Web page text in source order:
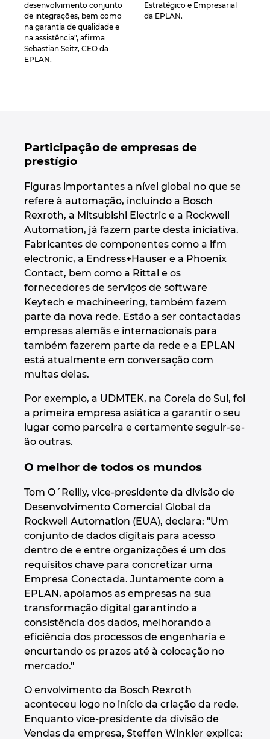
desenvolvimento conjunto
de integrações, bem como
na garantia de qualidade e
na assistência", afirma
Sebastian Seitz, CEO da
EPLAN.
Estratégico e Empresarial
da EPLAN.
Participação de empresas de
prestígio
Figuras importantes a nível global no que se
refere à automação, incluindo a Bosch
Rexroth, a Mitsubishi Electric e a Rockwell
Automation, já fazem parte desta iniciativa.
Fabricantes de componentes como a ifm
electronic, a Endress+Hauser e a Phoenix
Contact, bem como a Rittal e os
fornecedores de serviços de software
Keytech e machineering, também fazem
parte da nova rede. Estão a ser contactadas
empresas alemãs e internacionais para
também fazerem parte da rede e a EPLAN
está atualmente em conversação com
muitas delas.
Por exemplo, a UDMTEK, na Coreia do Sul, foi
a primeira empresa asiática a garantir o seu
lugar como parceira e certamente seguir-se-
ão outras.
O melhor de todos os mundos
Tom O´Reilly, vice-presidente da divisão de
Desenvolvimento Comercial Global da
Rockwell Automation (EUA), declara: "Um
conjunto de dados digitais para acesso
dentro de e entre organizações é um dos
requisitos chave para concretizar uma
Empresa Conectada. Juntamente com a
EPLAN, apoiamos as empresas na sua
transformação digital garantindo a
consistência dos dados, melhorando a
eficiência dos processos de engenharia e
encurtando os prazos até à colocação no
mercado."
O envolvimento da Bosch Rexroth
aconteceu logo no início da criação da rede.
Enquanto vice-presidente da divisão de
Vendas da empresa, Steffen Winkler explica:
Ukraine
United Arab Emirates